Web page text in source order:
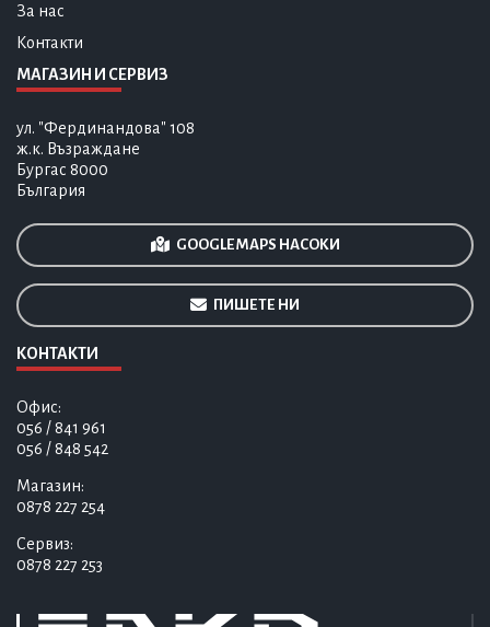
За нас
Контакти
МАГАЗИН И СЕРВИЗ
ул. "Фердинандова" 108
ж.к. Възраждане
Бургас 8000
България
GOOGLE MAPS НАСОКИ
ПИШЕТЕ НИ
КОНТАКТИ
Офис:
056 / 841 961
056 / 848 542
Магазин:
0878 227 254
Сервиз:
0878 227 253